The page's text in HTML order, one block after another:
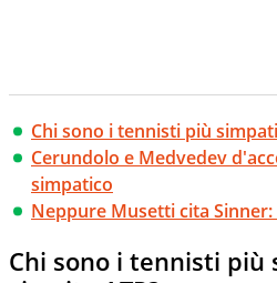
Chi sono i tennisti più
Cerundolo e Medvedev
simpatico
Neppure Musetti cita
Chi sono i tennisti più